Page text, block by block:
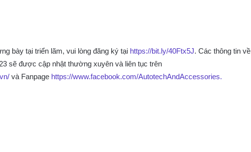
bày tại triển lãm, vui lòng đăng ký tại https://bit.ly/40Ftx5J. Các thông tin về
sẽ được cập nhật thường xuyên và liên tục trên
và Fanpage https://www.facebook.com/AutotechAndAccessories.